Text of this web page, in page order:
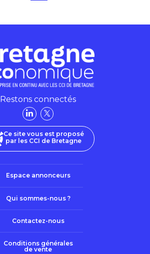
Restons connectés
Ce site vous est proposé
par les CCI de Bretagne
Espace annonceurs
Qui sommes-nous ?
Contactez-nous
Conditions générales
de vente